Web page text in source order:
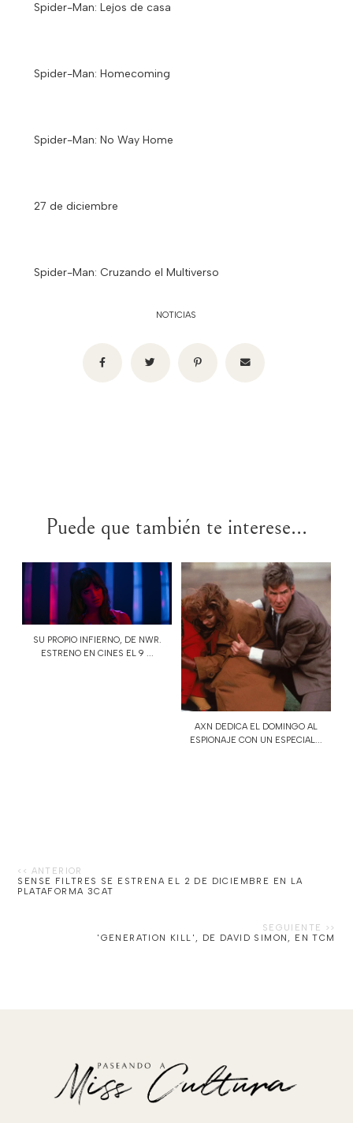
Spider-Man: Lejos de casa
Spider-Man: Homecoming
Spider-Man: No Way Home
27 de diciembre
Spider-Man: Cruzando el Multiverso
NOTICIAS
Puede que también te interese...
SU PROPIO INFIERNO, DE NWR.
ESTRENO EN CINES EL 9 ...
AXN DEDICA EL DOMINGO AL
ESPIONAJE CON UN ESPECIAL...
SENSE FILTRES SE ESTRENA EL 2 DE DICIEMBRE EN LA
PLATAFORMA 3CAT
'GENERATION KILL', DE DAVID SIMON, EN TCM